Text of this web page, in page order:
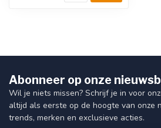
Abonneer op onze
Wil je niets missen? Schrijf je in voor
altijd als eerste op de hoogte van onze
trends, merken en exclusieve acties.